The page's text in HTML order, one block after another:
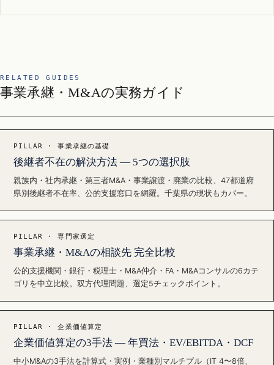
RELATED GUIDES
事業承継・M&Aの実務ガイド
PILLAR · 事業承継の基礎
後継者不在の解決方法 — 5つの選択肢
親族内・社内承継・第三者M&A・事業譲渡・廃業の比較、47都道府
県別後継者不在率、公的支援窓口を網羅。千葉県の現状もカバー。
PILLAR · 専門家選定
事業承継・M&Aの相談先 完全比較
公的支援機関・銀行・税理士・M&A仲介・FA・M&Aコンサルの6カテ
ゴリを中立比較。双方代理問題、選定5チェックポイント。
PILLAR · 企業価値算定
企業価値算定の3手法 — 年買法・EV/EBITDA・DCF
中小M&Aの3手法を計算式・実例・業種別マルチプル（IT 4〜8倍、